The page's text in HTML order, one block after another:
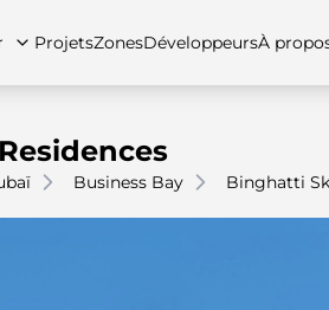
ProjetsZonesDéveloppeursÀ
Business Bay Binghatti